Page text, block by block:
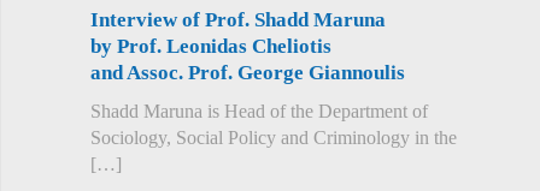
Interview of Prof. Shadd Maruna
by Prof. Leonidas Cheliotis
and Assoc. Prof. George Giannoulis
Shadd Maruna is Head of the Department of
Sociology, Social Policy and Criminology in the
[…]